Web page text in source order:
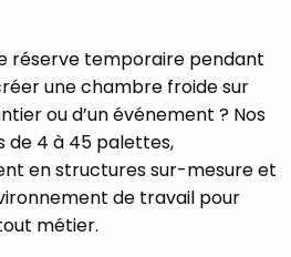
réserve temporaire pendant
une chambre froide sur
ou d’un événement ? Nos
de 4 à 45 palettes,
en structures sur-mesure et
de travail pour
métier.